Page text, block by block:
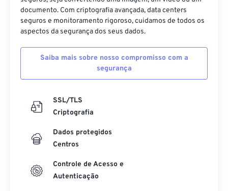
documento. Com criptografia avançada, data centers
seguros e monitoramento rigoroso, cuidamos de todos os
aspectos da segurança dos seus dados.
Saiba mais sobre nosso compromisso com a
segurança
SSL/TLS
Criptografia
Dados protegidos
Centros
Controle de Acesso e
Autenticação